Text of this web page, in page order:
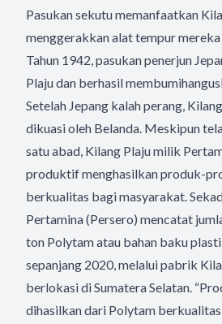
Pasukan sekutu memanfaatkan
menggerakkan alat tempur mereka
Tahun 1942, pasukan penerjun
Plaju dan berhasil
Setelah Jepang kalah perang,
dikuasi oleh Belanda. Meskipun
satu abad, Kilang Plaju milik
produktif menghasilkan produk-
berkualitas bagi masyarakat.
Pertamina (Persero) mencatat
ton Polytam atau bahan baku
sepanjang 2020, melalui pabrik
berlokasi di Sumatera Selatan.
dihasilkan dari Polytam